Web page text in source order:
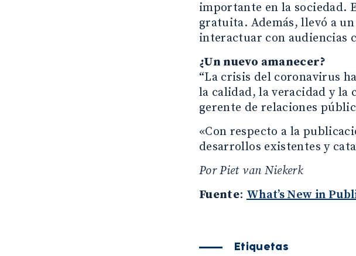
importante en la sociedad.
gratuita. Además, llevó a
interactuar con audiencias
¿Un nuevo amanecer?
“La crisis del coronavirus
la calidad, la veracidad y la
gerente de relaciones
«Con respecto a la
desarrollos existentes y
Por Piet van Niekerk
Fuente:What’s New in
Etiquetas